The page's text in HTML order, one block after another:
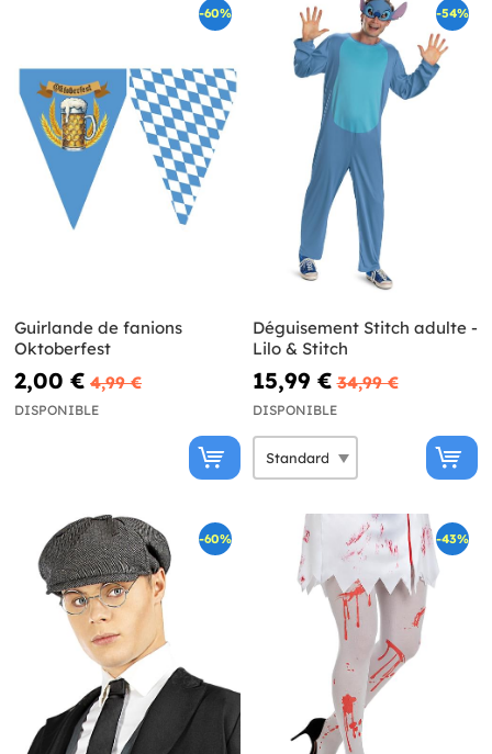
-60%
Guirlande de fanions
Oktoberfest
2,00 € 4,99 €
DISPONIBLE
-54%
Déguisement Stitch adulte -
Lilo & Stitch
15,99 € 34,99 €
DISPONIBLE
-60% -43%